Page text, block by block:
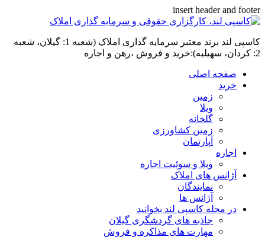
insert header and footer
کاسپی لند برند معتبر سرمایه گذاری املاک (شعبه 1: گیلان، شعبه
2: کردان، سهیلیه):خرید و فروش ،رهن و اجاره
صفحه اصلی
خرید
زمین
ویلا
گلخانه
زمین کشاورزی
آپارتمان
اجاره
ویلا و سوئیت اجاره
آژانس های املاک
نمایندگان
آژانس ها
در مجله کاسپی لند بخوانید
جاذبه های گردشگری گیلان
مهارت های مذاکره و فروش